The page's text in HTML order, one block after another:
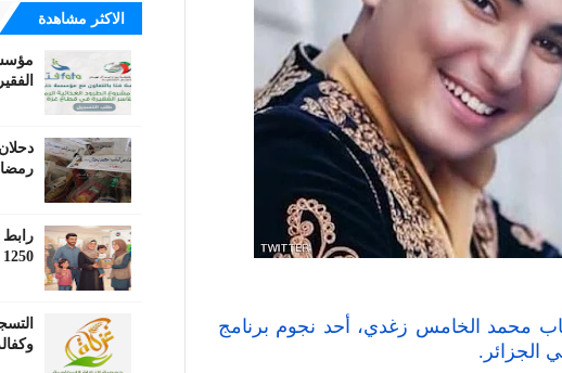
محمد الخامس زغدي، أحد نجوم برنامج
الجزائر.
الاكثر مشاهدة
رمضانية ل60 ألف
رابط
1250 شيكل